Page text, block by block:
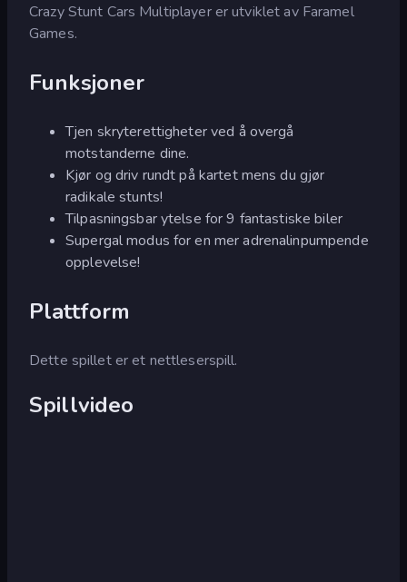
Crazy Stunt Cars Multiplayer er utviklet av Faramel
Games.
Funksjoner
Tjen skryterettigheter ved å overgå
motstanderne dine.
Kjør og driv rundt på kartet mens du gjør
radikale stunts!
Tilpasningsbar ytelse for 9 fantastiske biler
Supergal modus for en mer adrenalinpumpende
opplevelse!
Plattform
Dette spillet er et nettleserspill.
Spillvideo